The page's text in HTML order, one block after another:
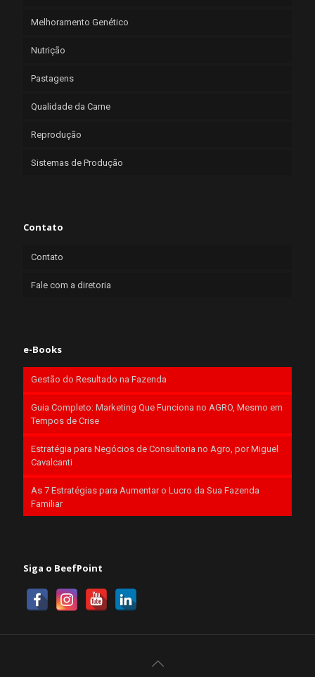
Melhoramento Genético
Nutrição
Pastagens
Qualidade da Carne
Reprodução
Sistemas de Produção
Contato
Contato
Fale com a diretoria
e-Books
Gestão do Resultado na Fazenda
Guia Completo: Marketing Que Funciona no AGRO, Mesmo em
Tempos de Crise
Estratégia para Negócios de Consultoria no Agro, por Miguel
Cavalcanti
As 7 Estratégias para Aumentar o Lucro da Sua Fazenda
Familiar
Siga o BeefPoint